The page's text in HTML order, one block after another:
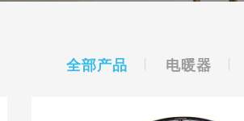
全部产品 电暖器